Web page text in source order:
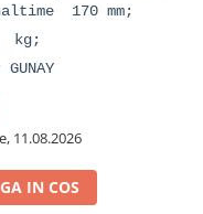
170 mm;
kg;
11.08.2026
IN COS